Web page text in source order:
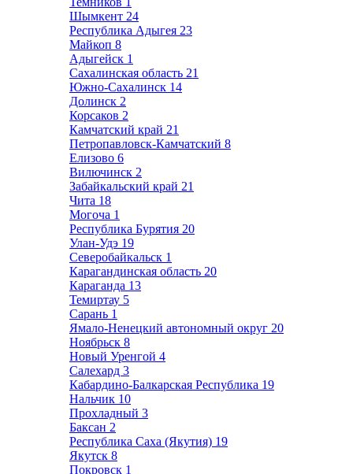
Шымкент 24
Республика Адыгея 23
Майкоп 8
Адыгейск 1
Сахалинская область 21
Южно-Сахалинск 14
Долинск 2
Корсаков 2
Камчатский край 21
Петропавловск-Камчатский 8
Елизово 6
Вилючинск 2
Забайкальский край 21
Чита 18
Могоча 1
Республика Бурятия 20
Улан-Удэ 19
Северобайкальск 1
Карагандинская область 20
Караганда 13
Темиртау 5
Сарань 1
Ямало-Ненецкий автономный округ 20
Ноябрьск 8
Новый Уренгой 4
Салехард 3
Кабардино-Балкарская Республика 19
Нальчик 10
Прохладный 3
Баксан 2
Республика Саха (Якутия) 19
Якутск 8
Покровск 1